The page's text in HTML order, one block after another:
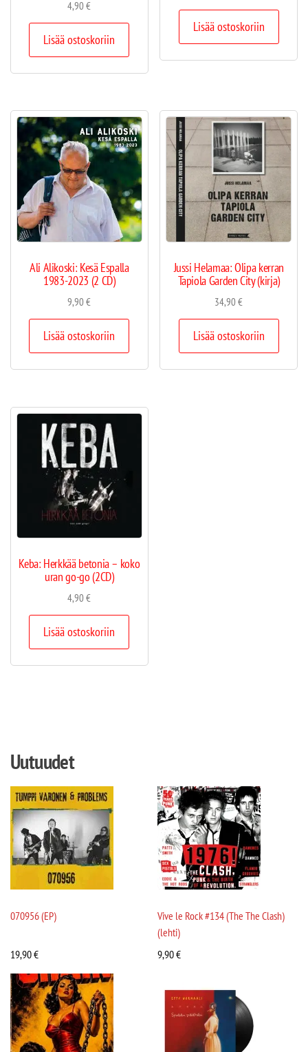
4,90€
Lisää ostoskoriin
Lisää ostoskoriin
Ali Alikoski: Kesä Espalla
1983-2023 (2 CD)
9,90€
Lisää ostoskoriin
Jussi Helamaa: Olipa kerran
Tapiola Garden City (kirja)
34,90€
Lisää ostoskoriin
Keba: Herkkää betonia – koko
uran go-go (2CD)
4,90€
Lisää ostoskoriin
Uutuudet
070956 (EP)
19,90€
Vive le Rock #134 (The The Clash)
(lehti)
9,90€